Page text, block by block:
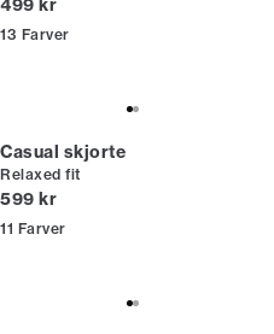
499 kr
13 Farver
Casual skjorte
Relaxed fit
I alt (inkl. rabat)
599 kr
11 Farver